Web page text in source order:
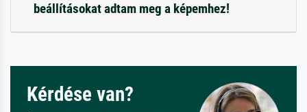
beállításokat adtam meg a képemhez!
Kérdése van?